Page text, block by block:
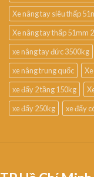
Xe nâng tay siêu thấp
Xe nâng tay thấp 51mm
xe nâng tay đức 3500kg
xe nâng trung quốc
xe đẩy 2 tầng 150kg
xe đẩy 250kg
xe đẩy